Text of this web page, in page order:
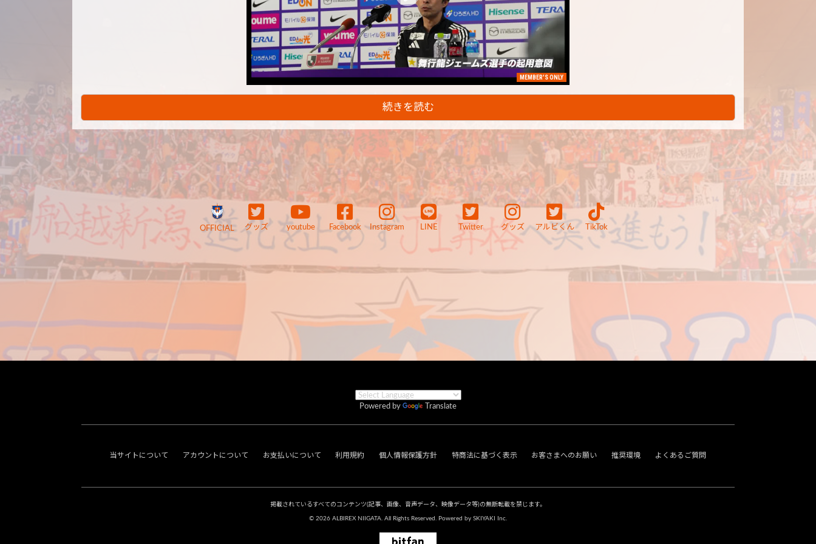
MEMBER'S ONLY
続きを読む
OFFICIAL グッズ youtube Facebook Instagram LINE Twitter グッズ アルビくん TikTok
Powered by Translate
当サイトについて アカウントについて お支払いについて 利用規約 個人情報保護方針 特商法に基づく表示 お客さまへのお願い 推奨環境 よくあるご質問
掲載されているすべてのコンテンツ(記事、画像、音声データ、映像データ等)の無断転載を禁じます。
© 2026 ALBIREX NIIGATA. All Rights Reserved. Powered by SKIYAKI Inc.